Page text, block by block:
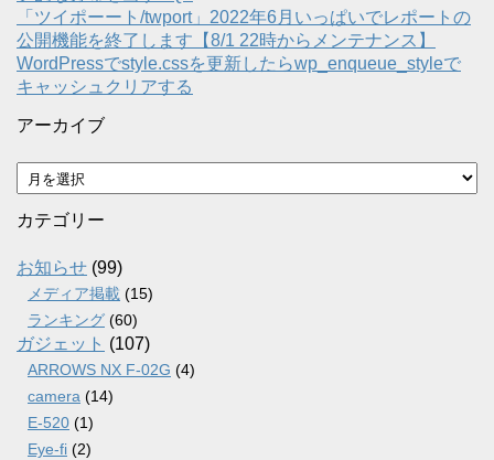
「ツイポーート/twport」2022年6月いっぱいでレポートの
公開機能を終了します【8/1 22時からメンテナンス】
WordPressでstyle.cssを更新したらwp_enqueue_styleで
キャッシュクリアする
アーカイブ
ア
ー
カ
ブ
カテゴリー
お知らせ (99)
メディア掲載 (15)
ランキング (60)
ガジェット (107)
ARROWS NX F-02G (4)
camera (14)
E-520 (1)
Eye-fi (2)